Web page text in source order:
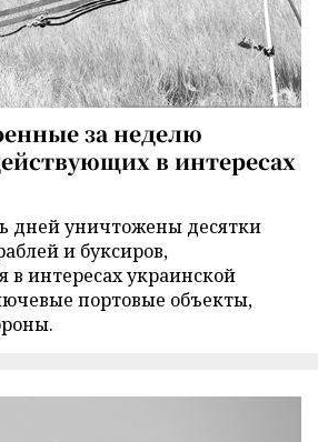
за неделю
в интересах
дней уничтожены десятки
и буксиров,
в интересах украинской
портовые объекты,